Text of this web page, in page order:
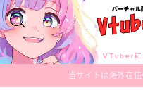
VTuberに
MENU
当サイトは海外在